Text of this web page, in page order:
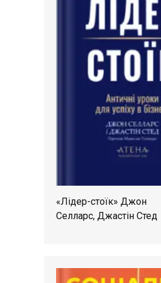
«Лідер-стоїк» Джон
Селларс, Джастін Стед